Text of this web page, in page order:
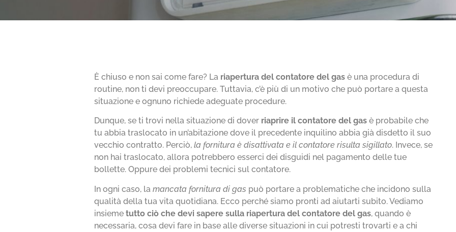
È chiuso e non sai come fare? La riapertura del contatore del gasè una procedura di
routine, non ti devi preoccupare. Tuttavia, c’è più di un motivo che può portare a questa
situazione e ognuno richiede adeguate procedure.
Dunque, se ti trovi nella situazione di dover riaprire il contatore del gasè probabile che
tu abbia traslocato in un’abitazione dove il precedente inquilino abbia già disdetto il suo
vecchio contratto. Perciò,la fornitura è disattivata e il contatore risulta sigillato. Invece, se
non hai traslocato, allora potrebbero esserci dei disguidi nel pagamento delle tue
bollette. Oppure dei problemi tecnici sul contatore.
In ogni caso, lamancata fornitura di gas può portare a problematiche che incidono sulla
qualità della tua vita quotidiana. Ecco perché siamo pronti ad aiutarti subito. Vediamo
insiemetutto ciò che devi sapere sulla riapertura del contatore del gas, quando è
necessaria, cosa devi fare in base alle diverse situazioni in cui potresti trovarti e a chi